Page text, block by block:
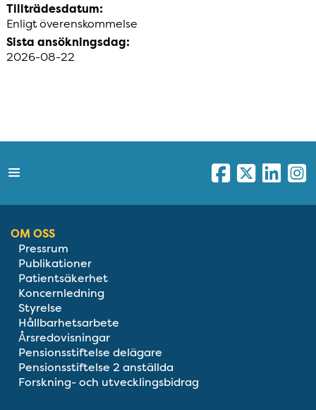
Tillträdesdatum:
Enligt överenskommelse
Sista ansökningsdag:
2026-08-22
OM OSS
Pressrum
Publikationer
Patientsäkerhet
Koncernledning
Styrelse
Hållbarhetsarbete
Årsredovisningar
Pensionsstiftelse delägare
Pensionsstiftelse 2 anställda
Forskning- och utvecklingsbidrag